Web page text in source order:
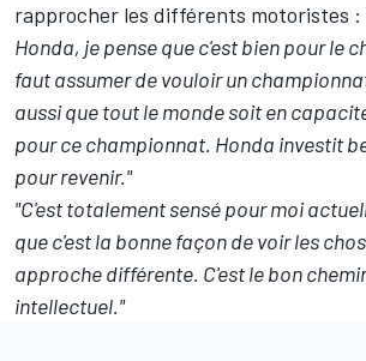
rapprocher les différents motoristes :
Honda, je pense que c'est bien pour le
faut assumer de vouloir un
aussi que tout le monde soit en
pour ce championnat. Honda investit
pour revenir."
"C'est totalement sensé pour moi
que c'est la bonne façon de voir les
approche différente. C'est le bon
intellectuel."